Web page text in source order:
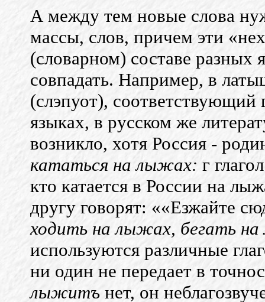
А между тем новые слова
массы, слов, причем эти
(словарном) составе разных
совпадать. Например, в
(слэпуот), соответствующий
языках, в русском же
возникло, хотя Россия -
кататься на лыжах: г
кто катается в России на
другу говорят: ««Езжайте
ходить на лыжах, бегать
используются различные
ни один не передает в
лыжитъ нет, он